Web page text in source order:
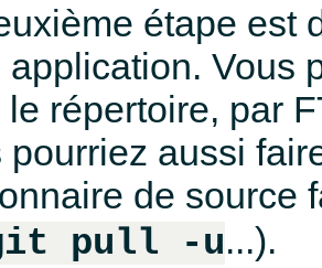
étape est
application. Vous
le répertoire, par
pourriez aussi
de source
pull -u...).